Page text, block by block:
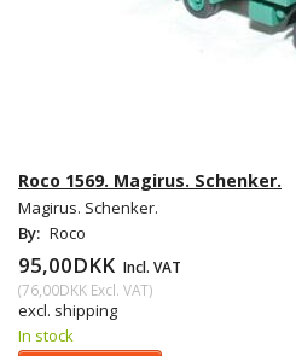
Roco 1569. Magirus. Schenker.
Magirus. Schenker.
By: Roco
95,00DKK Incl. VAT
(76,00DKK Excl. VAT)
excl. shipping
In stock